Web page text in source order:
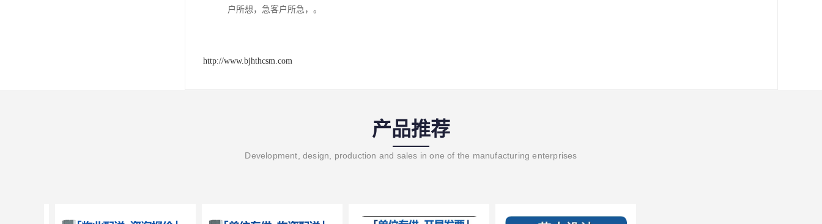
户所想，急客户所急，。
http://www.bjhthcsm.com
产品推荐
Development, design, production and sales in one of the manufacturing enterprises